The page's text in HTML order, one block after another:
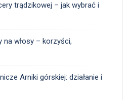
trądzikowej – jak wybrać i
na włosy – korzyści,
Arniki górskiej: działanie i